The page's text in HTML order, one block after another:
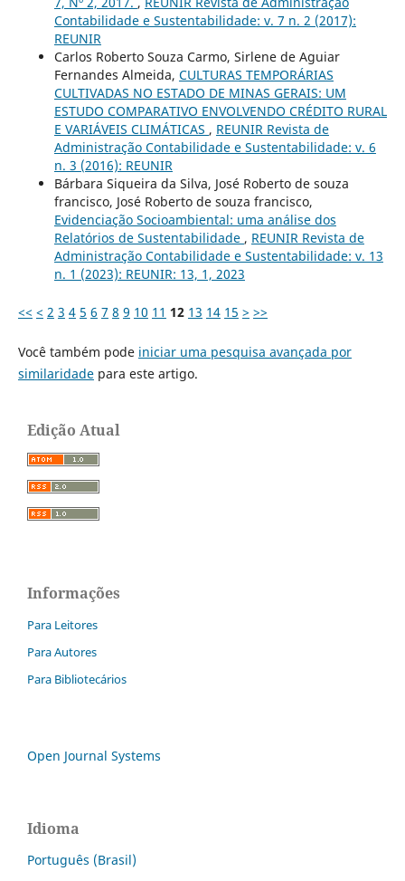
Contabilidade e Sustentabilidade: v. 7 n. 2 (2017):
REUNIR
Carlos Roberto Souza Carmo, Sirlene de Aguiar
Fernandes Almeida, CULTURAS TEMPORÁRIAS
CULTIVADAS NO ESTADO DE MINAS GERAIS: UM
ESTUDO COMPARATIVO ENVOLVENDO CRÉDITO RURAL
E VARIÁVEIS CLIMÁTICAS , REUNIR Revista de
Administração Contabilidade e Sustentabilidade: v. 6
n. 3 (2016): REUNIR
Bárbara Siqueira da Silva, José Roberto de souza
francisco, José Roberto de souza francisco,
Evidenciação Socioambiental: uma análise dos
Relatórios de Sustentabilidade , REUNIR Revista de
Administração Contabilidade e Sustentabilidade: v. 13
n. 1 (2023): REUNIR: 13, 1, 2023
<< < 2 3 4 5 6 7 8 9 10 11 12 13 14 15 > >>
Você também pode iniciar uma pesquisa avançada por
similaridadepara este artigo.
Edição Atual
Informações
Para Leitores
Para Autores
Para Bibliotecários
Open Journal Systems
Idioma
Português (Brasil)